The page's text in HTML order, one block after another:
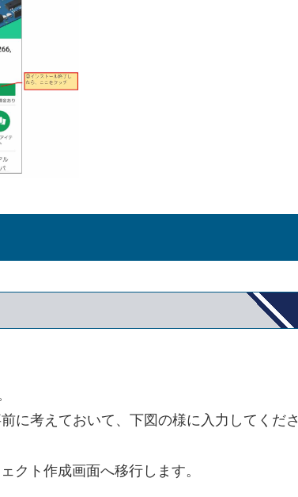
に考えておいて、下図の様に入力してくださ
クト作成画面へ移行します。